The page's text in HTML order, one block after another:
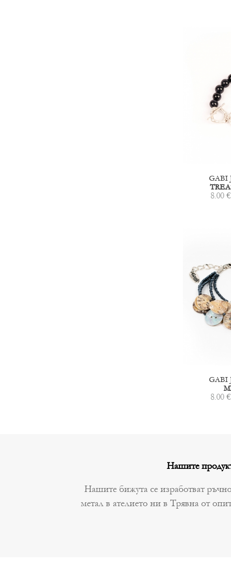
GABI
8.00
GABI
8.00
Нашите
Нашите бижута се изработват
метал в ателието ни в Трявна от